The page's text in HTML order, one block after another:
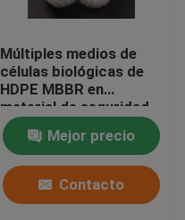
Múltiples medios de
células biológicas de
HDPE MBBR en
material de seguridad
virgen FDA para el
tratamiento de aguas
residuales
Mejor precio
Contacto